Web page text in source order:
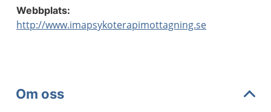
Webbplats:
http://www.imapsykoterapimottagning.se
Om oss